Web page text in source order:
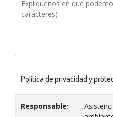
Política de privacidad y
Responsable: